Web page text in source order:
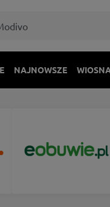
NAJNOWSZE